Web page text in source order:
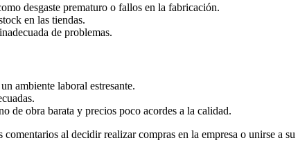
desgaste prematuro o fallos en la fabricación.
en las tiendas.
de problemas.
ambiente laboral estresante.
de obra barata y precios poco acordes a la calidad.
al decidir realizar compras en la empresa o unirse a su